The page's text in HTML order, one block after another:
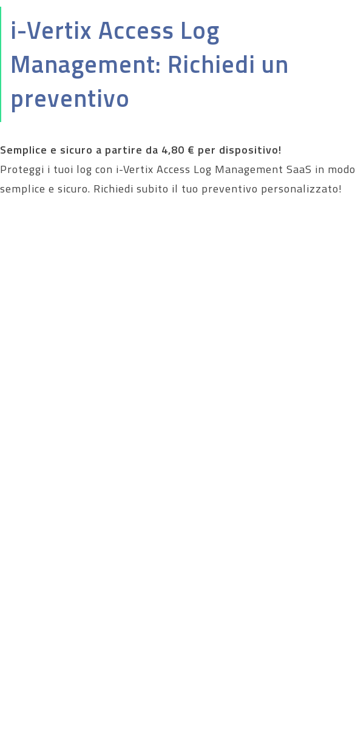
i-Vertix Access Log
Management: Richiedi un
preventivo
Semplice e sicuro a partire da 4,80 € per dispositivo!
Proteggi i tuoi log con i-Vertix Access Log Management SaaS in modo
semplice e sicuro. Richiedi subito il tuo preventivo personalizzato!